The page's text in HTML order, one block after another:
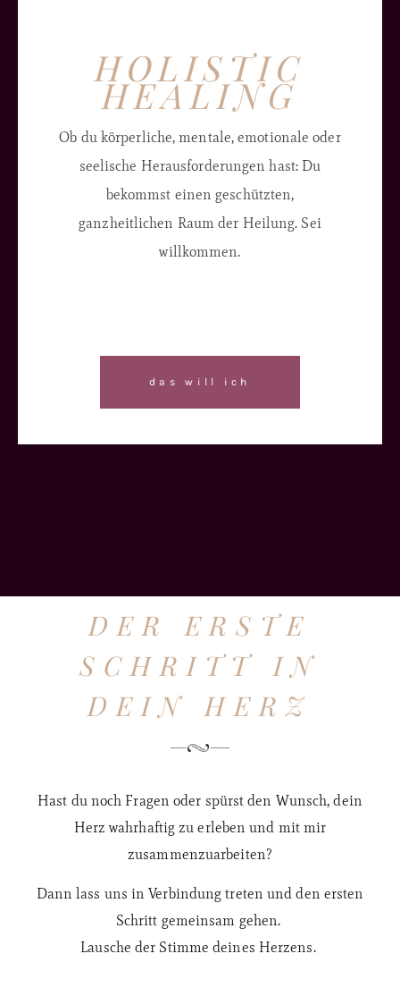
HOLISTIC
HEALING
Ob du körperliche, mentale, emotionale oder
seelische Herausforderungen hast: Du
bekommst einen geschützten,
ganzheitlichen Raum der Heilung. Sei
willkommen.
das will ich
DER ERSTE
SCHRITT IN
DEIN HERZ
Hast du noch Fragen oder spürst den Wunsch, dein
Herz wahrhaftig zu erleben und mit mir
zusammenzuarbeiten?
Dann lass uns in Verbindung treten und den ersten
Schritt gemeinsam gehen.
Lausche der Stimme deines Herzens.